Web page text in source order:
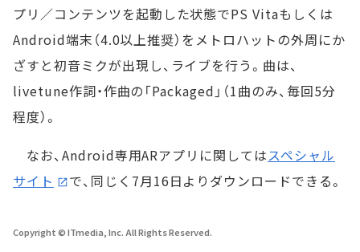
プリ／コンテンツを起動した状態でPS Vitaもしくは
Android端末（4.0以上推奨）をメトロハットの外周にか
ざすと初音ミクが出現し、ライブを行う。曲は、
livetune作詞・作曲の「Packaged」（1曲のみ、毎回5分
程度）。
なお、Android専用ARアプリに関してはスペシャル
サイト
で、同じく7月16日よりダウンロードできる。
Copyright © ITmedia, Inc. All Rights Reserved.